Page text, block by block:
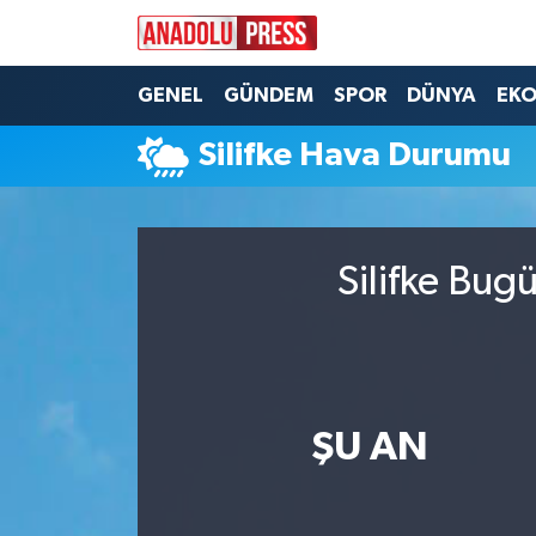
GENEL GÜNDEM SPOR DÜNYA
Silifke Hava Durumu
Silifke
ŞU AN
Nöbetçi Eczaneler
Hava Durumu